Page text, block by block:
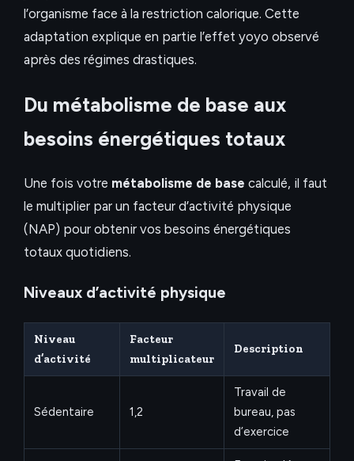
l’organisme face à la restriction calorique. Cette
adaptation explique en partie l’effet yoyo observé
après des régimes drastiques.
Du métabolisme de base aux
besoins énergétiques totaux
Une fois votre métabolisme de base calculé, il faut
le multiplier par un facteur d’activité physique
(NAP) pour obtenir vos besoins énergétiques
totaux quotidiens.
Niveaux d’activité physique
Niveau
d’activité
Facteur
multiplicateur
Description
Sédentaire 1,2
Travail de
bureau, pas
d’exercice